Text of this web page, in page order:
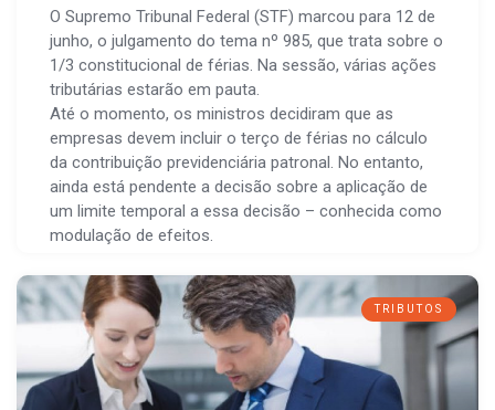
O Supremo Tribunal Federal (STF) marcou para 12 de
junho, o julgamento do tema nº 985, que trata sobre o
1/3 constitucional de férias. Na sessão, várias ações
tributárias estarão em pauta.
Até o momento, os ministros decidiram que as
empresas devem incluir o terço de férias no cálculo
da contribuição previdenciária patronal. No entanto,
ainda está pendente a decisão sobre a aplicação de
um limite temporal a essa decisão – conhecida como
modulação de efeitos.
TRIBUTOS